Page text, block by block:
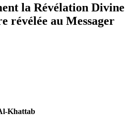
la Révélation Divine
révélée au Messager
Khattab